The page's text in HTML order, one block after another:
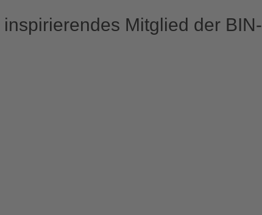
Mitglied der BIN-